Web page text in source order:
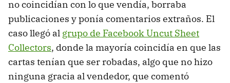
no coincidían con lo que vendía, borraba
publicaciones y ponía comentarios extraños. El
caso llegó al grupo de Facebook Uncut Sheet
Collectors, donde la mayoría coincidía en que las
cartas tenían que ser robadas, algo que no hizo
ninguna gracia al vendedor, que comentó